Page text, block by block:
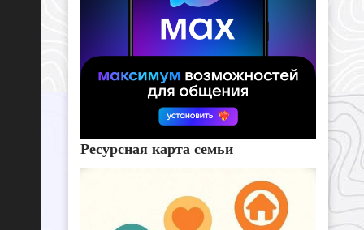
Ресурсная карта семьи